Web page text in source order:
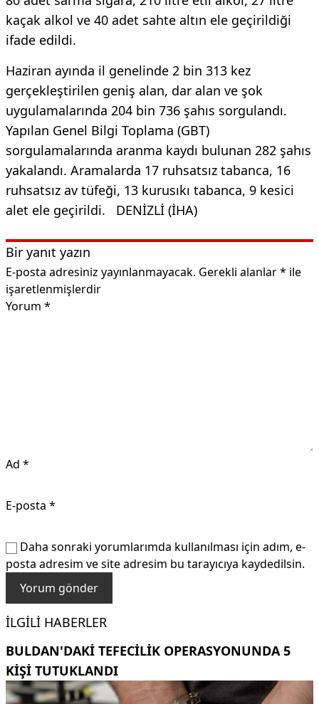
kaçak alkol ve 40 adet sahte altın ele geçirildiği
ifade edildi.
Haziran ayında il genelinde 2 bin 313 kez
gerçekleştirilen geniş alan, dar alan ve şok
uygulamalarında 204 bin 736 şahıs sorgulandı.
Yapılan Genel Bilgi Toplama (GBT)
sorgulamalarında aranma kaydı bulunan 282 şahıs
yakalandı. Aramalarda 17 ruhsatsız tabanca, 16
ruhsatsız av tüfeği, 13 kurusıkı tabanca, 9 kesici
alet ele geçirildi. DENİZLİ (İHA)
Bir yanıt yazın
E-posta adresiniz yayınlanmayacak. Gerekli alanlar* ile
işaretlenmişlerdir
Yorum *
Ad *
E-posta *
Daha sonraki yorumlarımda kullanılması için adım, e-
posta adresim ve site adresim bu tarayıcıya kaydedilsin.
İLGILI HABERLER
BULDAN'DAKI TEFECILIK OPERASYONUNDA 5
KIŞI TUTUKLANDI